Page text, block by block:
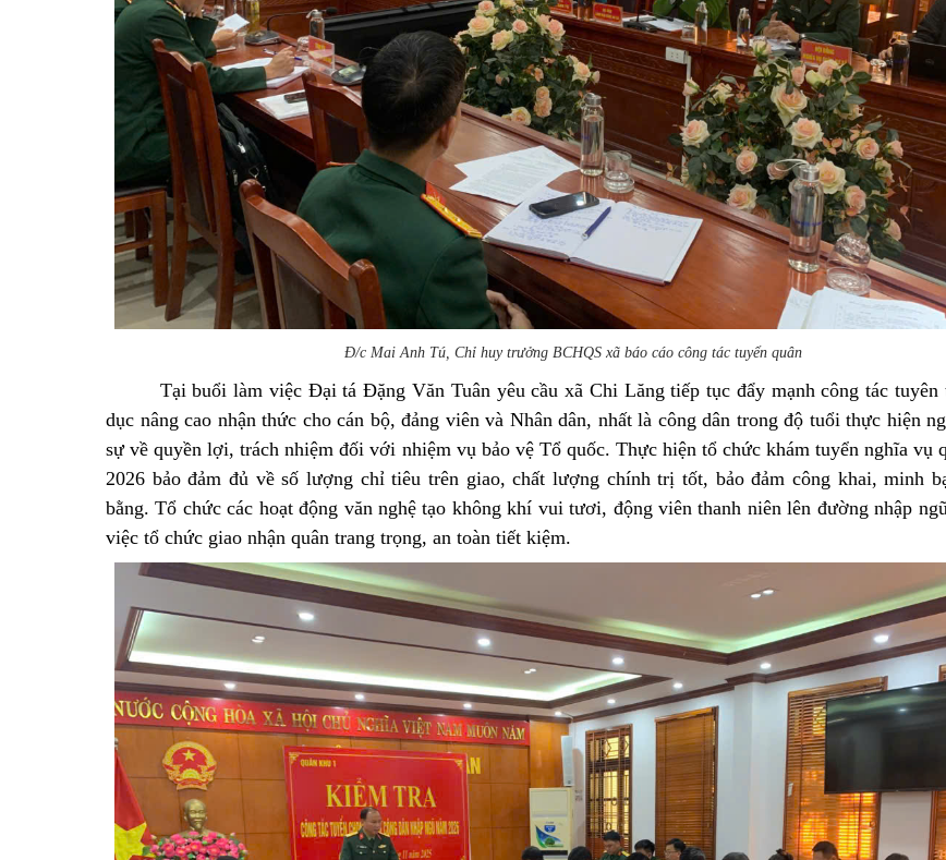
Đ/c Mai Anh Tú, Chỉ huy trưởng BCHQS xã báo cáo công tác tuyển quân
Tại buổi làm việc Đại tá Đặng Văn Tuân yêu cầu xã Chi Lăng tiếp tục đẩy mạnh công tác tuyên
dục nâng cao nhận thức cho cán bộ, đảng viên và Nhân dân, nhất là công dân trong độ tuổi thực hiện
sự về quyền lợi, trách nhiệm đối với nhiệm vụ bảo vệ Tổ quốc. Thực hiện tổ chức khám tuyển nghĩa vụ
2026 bảo đảm đủ về số lượng chỉ tiêu trên giao, chất lượng chính trị tốt, bảo đảm công khai, minh
bằng. Tổ chức các hoạt động văn nghệ tạo không khí vui tươi, động viên thanh niên lên đường nhập
việc tổ chức giao nhận quân trang trọng, an toàn tiết kiệm.